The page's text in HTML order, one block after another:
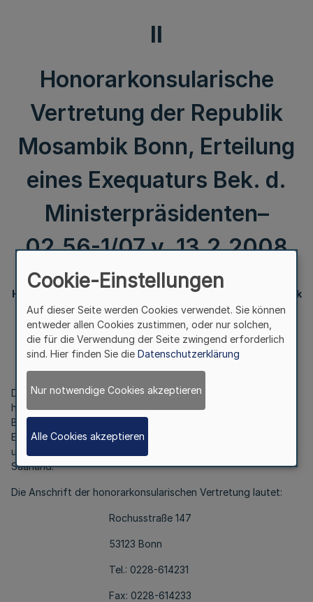
II
Honorarkonsularische
Vertretung der Republik
Mosambik Bonn, Erteilung
eines Exequaturs Bek. d.
Ministerpräsidenten–
02.56-1/07 v. 13.2.2008
Honorarkonsularische Vertretung der Republik Mosambik
Bonn,
Erteilung eines Exequaturs
Bek. d. Ministerpräsidenten– 02.56-1/07
Die Bundesregierung hat dem zum Leiter der
honorarkonsularischen Vertretung der Republik Mosambik in
Bonn ernannten Herrn Heinz Beier am 11.02.2008 das
Exequatur als Honorarkonsul erteilt. Der Konsularbezirk
umfasst die Länder Nordrhein-Westfalen, Rheinland-Pfalz und
Saarland.
Die Anschrift der honorarkonsularischen Vertretung lautet:
Rochusstraße 147
53123 Bonn
Tel.: 0228-614231
Fax: 0228-614233
Cookie-Einstellungen
Auf dieser Seite werden Cookies verwendet. Sie können
entweder allen Cookies zustimmen, oder nur solchen,
die für die Verwendung der Seite zwingend erforderlich
sind. Hier finden Sie die Datenschutzerklärung
Nur notwendige Cookies akzeptieren
Alle Cookies akzeptieren